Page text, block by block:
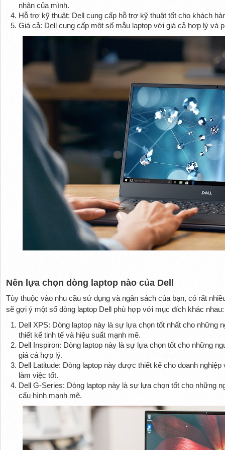
nhân của mình.
Hỗ trợ kỹ thuật: Dell cung cấp hỗ trợ kỹ thuật tốt cho khách
Giá cả: Dell cung cấp một số mẫu laptop với giá cả hợp lý và
Nên lựa chọn dòng laptop nào của Dell
Tùy thuộc vào nhu cầu sử dụng và ngân sách của bạn, có rất
sẽ gợi ý một số dòng laptop Dell phù hợp với mục đích khác nhau:
Dell XPS: Dòng laptop này là sự lựa chọn tốt nhất cho những
thiết kế tinh tế và hiệu suất mạnh mẽ.
Dell Inspiron: Dòng laptop này là sự lựa chọn tốt cho những
giá cả hợp lý.
Dell Latitude: Dòng laptop này được thiết kế cho doanh
làm việc tốt.
Dell G-Series: Dòng laptop này là sự lựa chọn tốt cho những
cấu hình mạnh mẽ.